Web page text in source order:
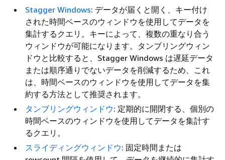
Stagger Windows: データが届くと開く、キー付け
された時間ベースのウィンドウを使用してデータを
集計するクエリ。キーによって、複数の重なり合う
ウィンドウが可能になります。タンブリングウィン
ドウと比較すると、Stagger Windows は遅延データ
または順序通りでないデータを削減するため、これ
は、時間ベースのウィンドウを使用してデータを集
約する方法として推奨されます。
タンブリングウィンドウ: 定期的に開閉する、個別の
時間ベースのウィンドウを使用してデータを集計す
るクエリ。
スライディングウィンドウ: 固定時間または